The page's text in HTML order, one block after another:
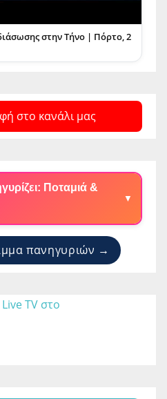
στην Τήνο | Πόρτο, 2
στο κανάλι μας
Ποταμιά &
▼
πανηγυριών →
TV στο